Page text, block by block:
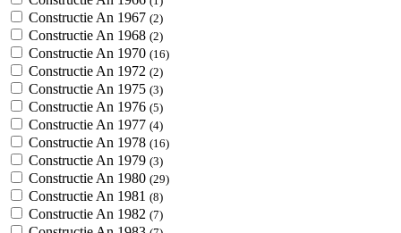
Constructie An 1967 (2)
Constructie An 1968 (2)
Constructie An 1970 (16)
Constructie An 1972 (2)
Constructie An 1975 (3)
Constructie An 1976 (5)
Constructie An 1977 (4)
Constructie An 1978 (16)
Constructie An 1979 (3)
Constructie An 1980 (29)
Constructie An 1981 (8)
Constructie An 1982 (7)